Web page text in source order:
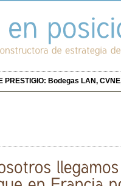
PRESTIGIO: Bodegas LAN,